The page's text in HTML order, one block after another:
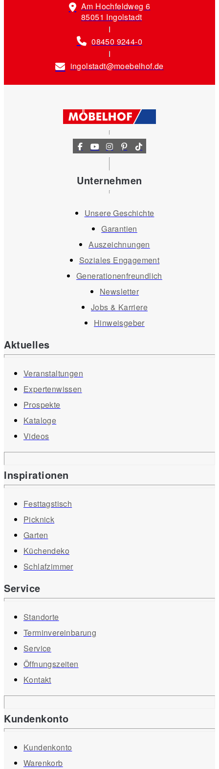
Am Hochfeldweg 6
85051 Ingolstadt
08450 9244-0
ingolstadt@moebelhof.de
Unternehmen
Unsere Geschichte
Garantien
Auszeichnungen
Soziales Engagement
Generationenfreundlich
Newsletter
Jobs & Karriere
Hinweisgeber
Aktuelles
Veranstaltungen
Expertenwissen
Prospekte
Kataloge
Videos
Inspirationen
Festtagstisch
Picknick
Garten
Küchendeko
Schlafzimmer
Service
Standorte
Terminvereinbarung
Service
Öffnungszeiten
Kontakt
Kundenkonto
Kundenkonto
Warenkorb